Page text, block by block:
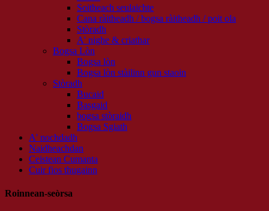
Soitheach seulaichte
Cana ràitheadh ​​/ bogsa ràitheadh ​​/ poit ola
Stòradh
A' nighe & criathar
Bogsa Lòn
Bogsa lòn
Bogsa lòn stàilinn gun staoin
Stòradh
Bucaid
Basgaid
bogsa stòraidh
Bogsa Sgiath
A' nochdadh
Naidheachdan
Ceistean Cumanta
Cuir fios thugainn
Roinnean-seòrsa